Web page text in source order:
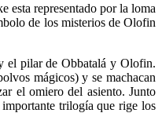
esta representado por la loma
de los misterios de Olofin
el pilar de Obbatalá y Olofin.
mágicos) y se machacan
el omiero del asiento. Junto
trilogía que rige los